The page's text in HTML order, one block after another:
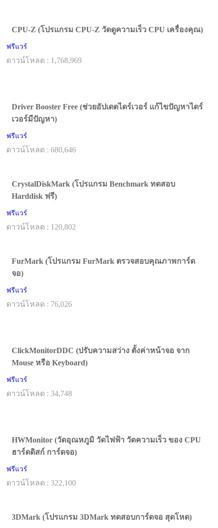
CPU-Z (โปรแกรม CPU-Z วัดดูความเร็ว CPU เครื่องคุณ)
ฟรีแวร์
ดาวน์โหลด : 1,768,969
Driver Booster Free (ช่วยอัปเดตไดร์เวอร์ แก้ไขปัญหาไดร์
เวอร์มีปัญหา)
ฟรีแวร์
ดาวน์โหลด : 680,646
CrystalDiskMark (โปรแกรม Benchmark ทดสอบ
Harddisk ฟรี)
ฟรีแวร์
ดาวน์โหลด : 120,802
FurMark (โปรแกรม FurMark ตรวจสอบคุณภาพการ์ด
จอ)
ฟรีแวร์
ดาวน์โหลด : 76,026
ClickMonitorDDC (ปรับความสว่าง ตั้งค่าหน้าจอ จาก
Mouse หรือ Keyboard)
ฟรีแวร์
ดาวน์โหลด : 34,748
HWMonitor (วัดอุณหภูมิ วัดไฟฟ้า วัดความเร็ว ของ CPU
ฮาร์ดดิสก์ การ์ดจอ)
ฟรีแวร์
ดาวน์โหลด : 322,100
3DMark (โปรแกรม 3DMark ทดสอบการ์ดจอ สุดโหด)